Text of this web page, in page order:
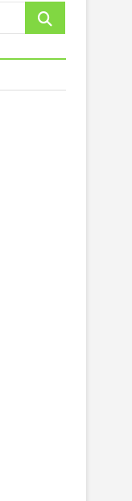
Search